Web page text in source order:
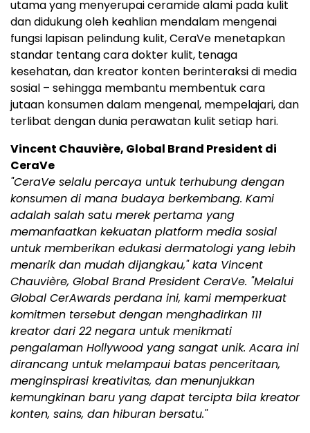
utama yang menyerupai ceramide alami pada kulit
dan didukung oleh keahlian mendalam mengenai
fungsi lapisan pelindung kulit, CeraVe menetapkan
standar tentang cara dokter kulit, tenaga
kesehatan, dan kreator konten berinteraksi di media
sosial – sehingga membantu membentuk cara
jutaan konsumen dalam mengenal, mempelajari, dan
terlibat dengan dunia perawatan kulit setiap hari.
Vincent Chauvière, Global Brand President di
CeraVe
"CeraVe selalu percaya untuk terhubung dengan
konsumen di mana budaya berkembang. Kami
adalah salah satu merek pertama yang
memanfaatkan kekuatan platform media sosial
untuk memberikan edukasi dermatologi yang lebih
menarik dan mudah dijangkau," kata Vincent
Chauvière, Global Brand President CeraVe. "Melalui
Global CerAwards perdana ini, kami memperkuat
komitmen tersebut dengan menghadirkan 111
kreator dari 22 negara untuk menikmati
pengalaman Hollywood yang sangat unik. Acara ini
dirancang untuk melampaui batas penceritaan,
menginspirasi kreativitas, dan menunjukkan
kemungkinan baru yang dapat tercipta bila kreator
konten, sains, dan hiburan bersatu."